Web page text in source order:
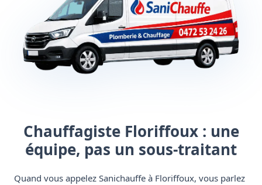
Chauffagiste Floriffoux : une
équipe, pas un sous-traitant
Quand vous appelez Sanichauffe à Floriffoux, vous parlez